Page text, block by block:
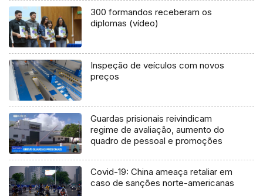
300 formandos receberam os
diplomas (vídeo)
Inspeção de veículos com novos
preços
Guardas prisionais reivindicam
regime de avaliação, aumento do
quadro de pessoal e promoções
Covid-19: China ameaça retaliar em
caso de sanções norte-americanas